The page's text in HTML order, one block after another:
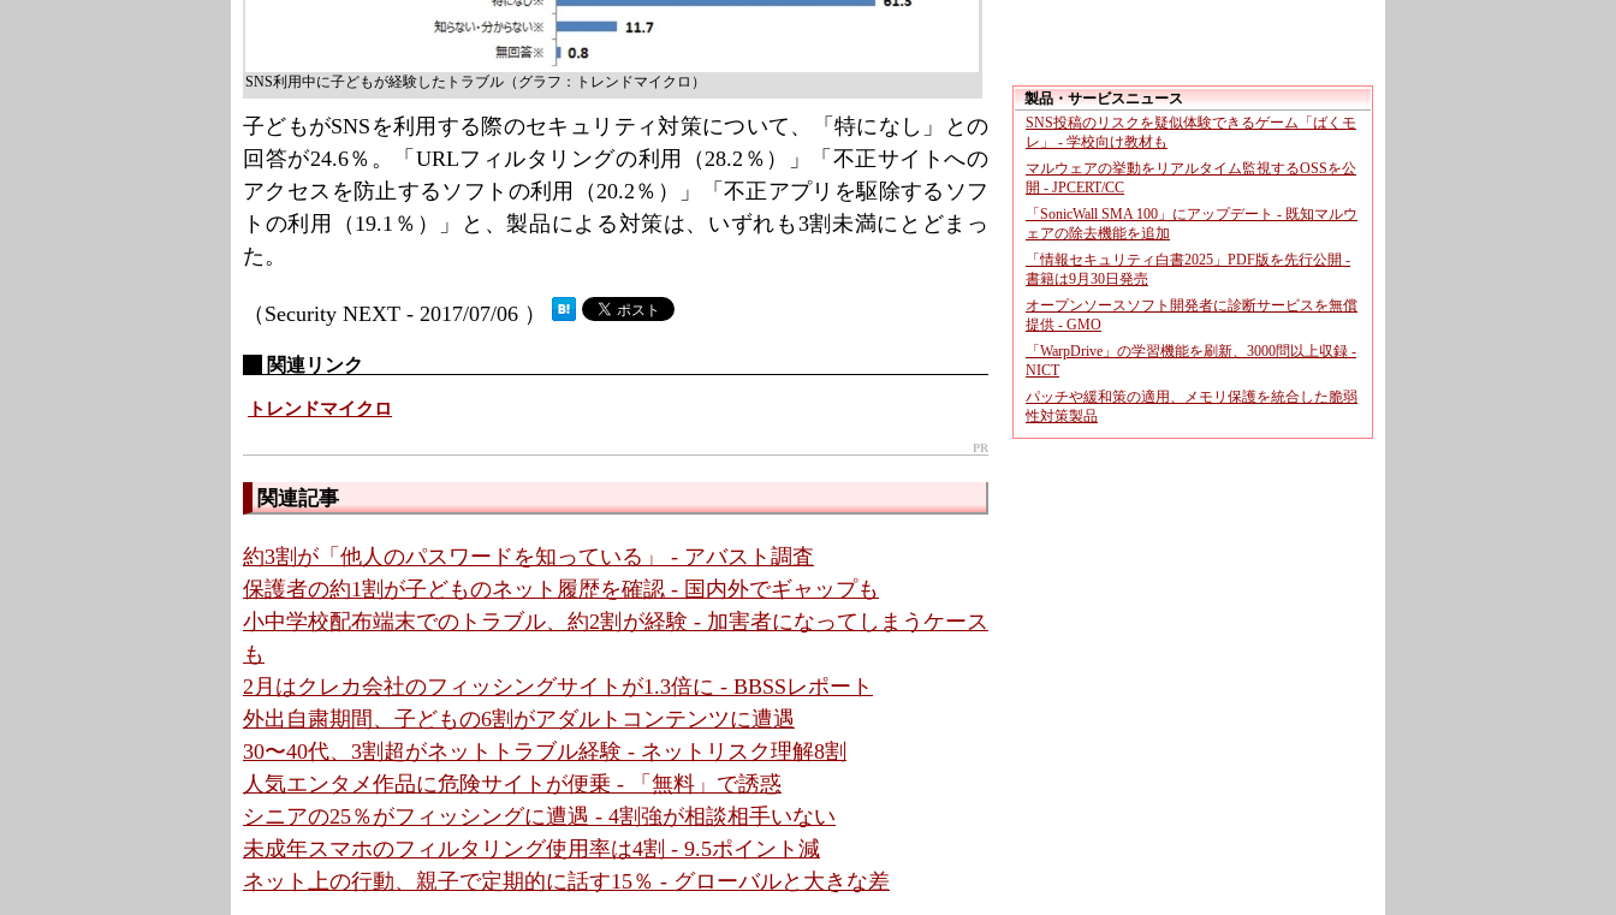
SNS利用中に子どもが経験したトラブル（グラフ：トレンドマイクロ）
子どもがSNSを利用する際のセキュリティ対策について、「特になし」との
回答が24.6％。「URLフィルタリングの利用（28.2％）」「不正サイトへの
アクセスを防止するソフトの利用（20.2％）」「不正アプリを駆除するソフ
トの利用（19.1％）」と、製品による対策は、いずれも3割未満にとどまっ
た。
（Security NEXT - 2017/07/06 ）
関連リンク
トレンドマイクロ
PR
関連記事
約3割が「他人のパスワードを知っている」 - アバスト調査
保護者の約1割が子どものネット履歴を確認 - 国内外でギャップも
小中学校配布端末でのトラブル、約2割が経験 - 加害者になってしまうケース
も
2月はクレカ会社のフィッシングサイトが1.3倍に - BBSSレポート
外出自粛期間、子どもの6割がアダルトコンテンツに遭遇
30〜40代、3割超がネットトラブル経験 - ネットリスク理解8割
人気エンタメ作品に危険サイトが便乗 - 「無料」で誘惑
シニアの25％がフィッシングに遭遇 - 4割強が相談相手いない
未成年スマホのフィルタリング使用率は4割 - 9.5ポイント減
ネット上の行動、親子で定期的に話す15％ - グローバルと大きな差
製品・サービスニュース
SNS投稿のリスクを疑似体験できるゲーム「ばくモ
レ」 - 学校向け教材も
マルウェアの挙動をリアルタイム監視するOSSを公
開 - JPCERT/CC
「SonicWall SMA 100」にアップデート - 既知マルウ
ェアの除去機能を追加
「情報セキュリティ白書2025」PDF版を先行公開 -
書籍は9月30日発売
オープンソースソフト開発者に診断サービスを無償
提供 - GMO
「WarpDrive」の学習機能を刷新、3000問以上収録 -
NICT
パッチや緩和策の適用、メモリ保護を統合した脆弱
性対策製品